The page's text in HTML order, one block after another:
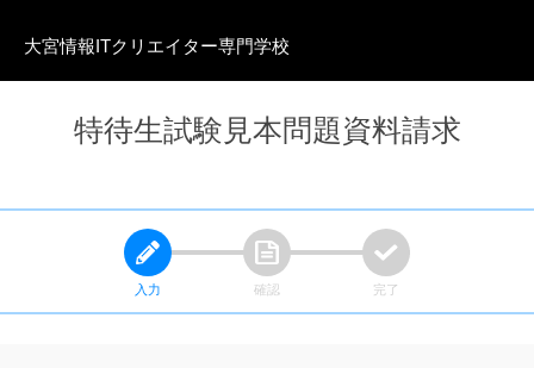
大宮情報ITクリエイター専門学校
特待生試験見本問題資料請求
入力 確認 完了